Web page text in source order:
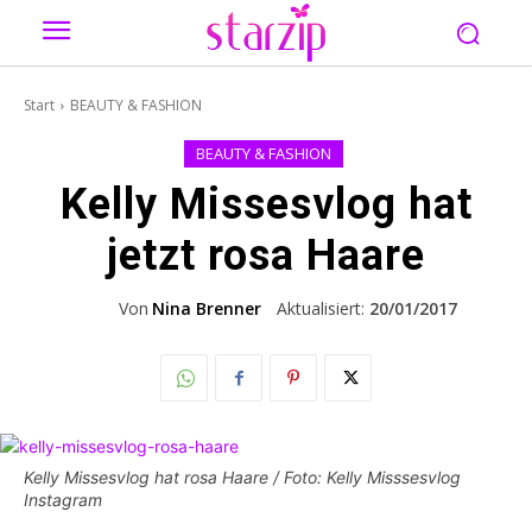
Start BEAUTY & FASHION
BEAUTY & FASHION
Kelly Missesvlog hat
jetzt rosa Haare
Von Nina Brenner Aktualisiert: 20/01/2017
Kelly Missesvlog hat rosa Haare / Foto: Kelly Misssesvlog
Instagram